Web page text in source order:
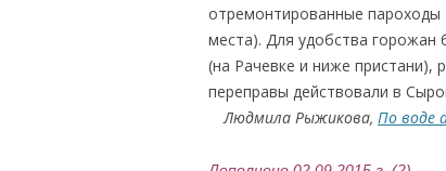
отремонтированные пароходы
места). Для удобства горожан
(на Рачевке и ниже пристани),
переправы действовали в
….Людмила Рыжикова, По воде